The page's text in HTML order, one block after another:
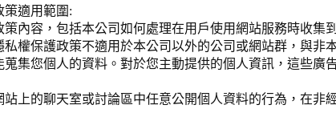
策適用範圍:
策內容，包括本公司如何處理在用戶使用網站服務時收
私權保護政策不適用於本公司以外的公司或網站群，與
蒐集您個人的資料。對於您主動提供的個人資訊，這些
站上的聊天室或討論區中任意公開個人資料的行為，在非